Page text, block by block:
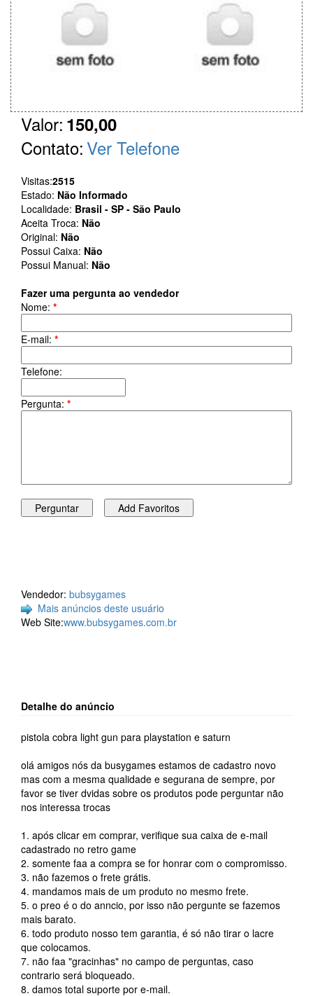
Valor: 150,00
Contato:Ver Telefone
Visitas:2515
Estado: Não Informado
Localidade: Brasil - SP - São Paulo
Aceita Troca: Não
Original: Não
Possui Caixa: Não
Possui Manual: Não
Fazer uma pergunta ao vendedor
Nome: *
E-mail: *
Telefone:
Pergunta: *
Vendedor: bubsygames
Mais anúncios deste usuário
Web Site:www.bubsygames.com.br
Detalhe do anúncio
pistola cobra light gun para playstation e saturn
olá amigos nós da busygames estamos de cadastro novo
mas com a mesma qualidade e segurana de sempre, por
favor se tiver dvidas sobre os produtos pode perguntar não
nos interessa trocas
1. após clicar em comprar, verifique sua caixa de e-mail
cadastrado no retro game
2. somente faa a compra se for honrar com o compromisso.
3. não fazemos o frete grátis.
4. mandamos mais de um produto no mesmo frete.
5. o preo é o do anncio, por isso não pergunte se fazemos
mais barato.
6. todo produto nosso tem garantia, é só não tirar o lacre
que colocamos.
7. não faa "gracinhas" no campo de perguntas, caso
contrario será bloqueado.
8. damos total suporte por e-mail.